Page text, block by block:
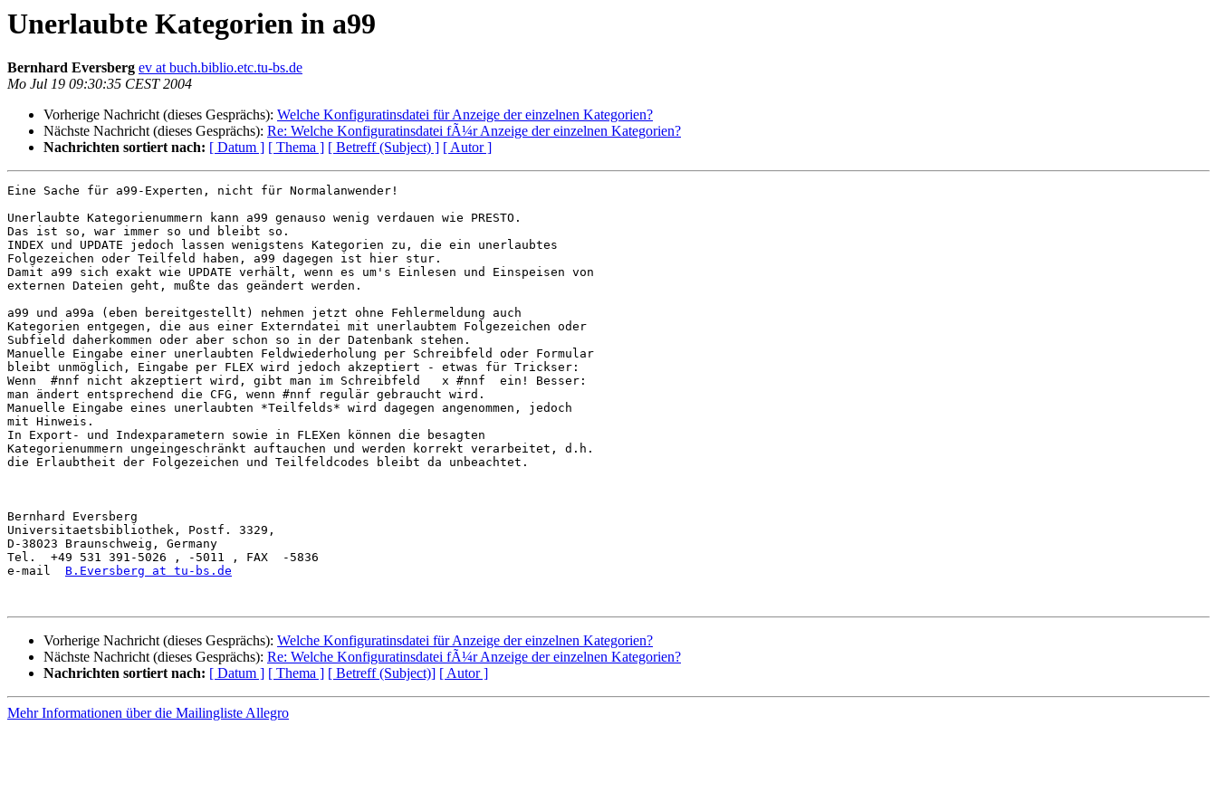
Unerlaubte Kategorien in a99
Bernhard Eversberg ev at buch.biblio.etc.tu-bs.de
Mo Jul 19 09:30:35 CEST 2004
Vorherige Nachricht (dieses Gesprächs): Welche Konfiguratinsdatei für Anzeige der einzelnen Kategorien?
Nächste Nachricht (dieses Gesprächs): Re: Welche Konfiguratinsdatei fÃ¼r Anzeige der einzelnen Kategorien?
Nachrichten sortiert nach: [ Datum ] [ Thema ] [ Betreff (Subject) ] [ Autor ]
Eine Sache für a99-Experten, nicht für Normalanwender!
Unerlaubte Kategorienummern kann a99 genauso wenig verdauen wie PRESTO.
Das ist so, war immer so und bleibt so.
INDEX und UPDATE jedoch lassen wenigstens Kategorien zu, die ein unerlaubtes
Folgezeichen oder Teilfeld haben, a99 dagegen ist hier stur.
Damit a99 sich exakt wie UPDATE verhält, wenn es um's Einlesen und Einspeisen von
externen Dateien geht, mußte das geändert werden.
a99 und a99a (eben bereitgestellt) nehmen jetzt ohne Fehlermeldung auch
Kategorien entgegen, die aus einer Externdatei mit unerlaubtem Folgezeichen oder
Subfield daherkommen oder aber schon so in der Datenbank stehen.
Manuelle Eingabe einer unerlaubten Feldwiederholung per Schreibfeld oder Formular
bleibt unmöglich, Eingabe per FLEX wird jedoch akzeptiert - etwas für Trickser:
Wenn  #nnf nicht akzeptiert wird, gibt man im Schreibfeld   x #nnf  ein! Besser:
man ändert entsprechend die CFG, wenn #nnf regulär gebraucht wird.
Manuelle Eingabe eines unerlaubten *Teilfelds* wird dagegen angenommen, jedoch
mit Hinweis.
In Export- und Indexparametern sowie in FLEXen können die besagten
Kategorienummern ungeingeschränkt auftauchen und werden korrekt verarbeitet, d.h.
die Erlaubtheit der Folgezeichen und Teilfeldcodes bleibt da unbeachtet.
Bernhard Eversberg
Universitaetsbibliothek, Postf. 3329,
D-38023 Braunschweig, Germany
Tel.  +49 531 391-5026 , -5011 , FAX  -5836
e-mail B.Eversberg at tu-bs.de
Vorherige Nachricht (dieses Gesprächs): Welche Konfiguratinsdatei für Anzeige der einzelnen Kategorien?
Nächste Nachricht (dieses Gesprächs): Re: Welche Konfiguratinsdatei fÃ¼r Anzeige der einzelnen Kategorien?
Nachrichten sortiert nach: [ Datum ] [ Thema ] [ Betreff (Subject)] [ Autor ]
Mehr Informationen über die Mailingliste Allegro